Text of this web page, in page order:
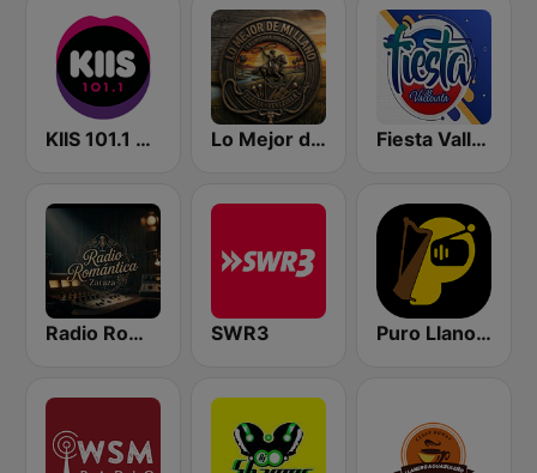
KIIS 101.1 Melbourne Lo Mejor de Mi Llano Fiesta Vallenata
Radio Romántica SWR3 Puro Llano Radio